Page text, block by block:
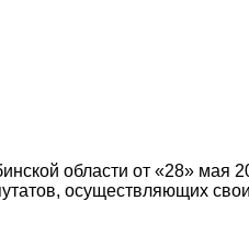
области от «28» мая
осуществляющих